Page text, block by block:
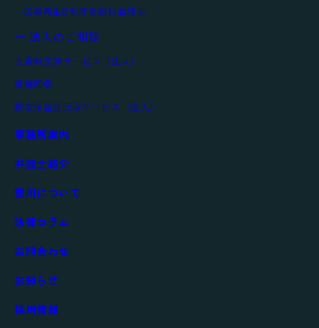
民事再生B型肝炎給付金請求
ー 法人のご相談
立退料交渉サービス（法人）
債権回収
敷金保証金回収サービス（法人）
事務所案内
弁護士紹介
費用について
法律コラム
お問合わせ
お知らせ
採用情報